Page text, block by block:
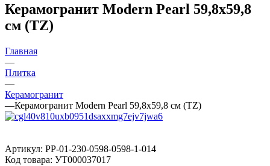
Керамогранит Modern Pearl 59,8x59,8
см (TZ)
Главная
—
Плитка
—
Керамогранит
—Керамогранит Modern Pearl 59,8x59,8 см (TZ)
Артикул: PP-01-230-0598-0598-1-014
Код товара: УТ000037017